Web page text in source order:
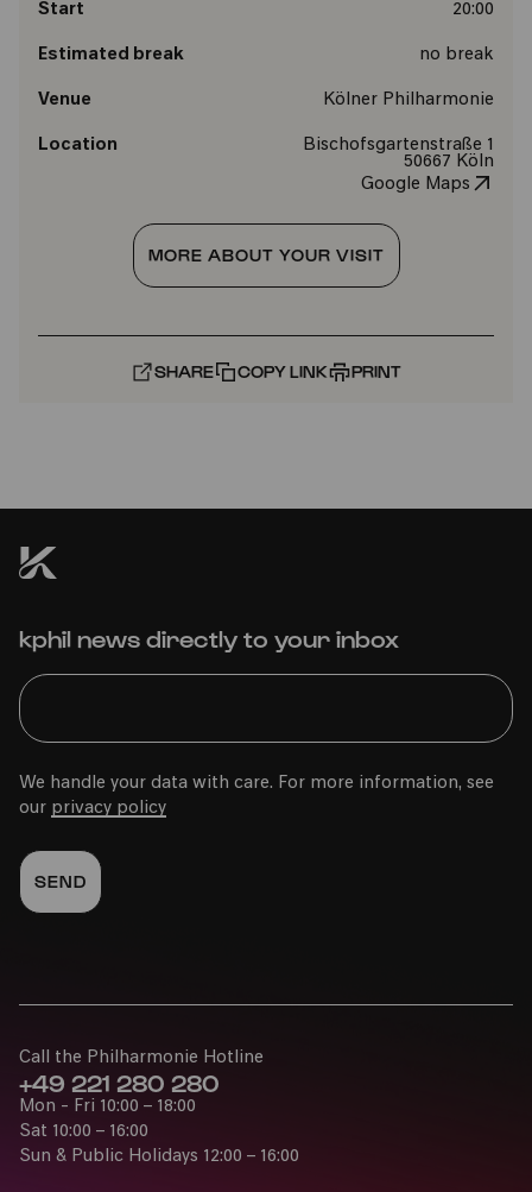
Start 20:00
Estimated break no break
Venue Kölner Philharmonie
Location
Bischofsgartenstraße 1
50667 Köln
Google Maps
MORE ABOUT YOUR VISIT
SHARE COPY LINK PRINT
kphil news directly to your inbox
We handle your data with care. For more information, see
our privacy policy
Call the Philharmonie Hotline
+49 221 280 280
Mon - Fri 10:00 – 18:00
Sat 10:00 – 16:00
Sun & Public Holidays 12:00 – 16:00